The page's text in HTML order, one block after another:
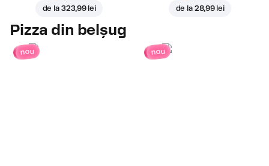
de la 323,99 lei de la 28,99 lei
Pizza din belșug
nou nou